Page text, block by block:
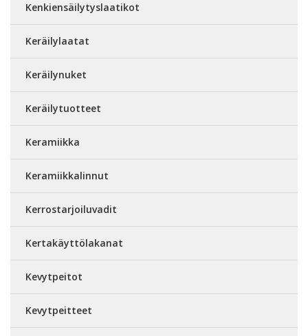
Kenkiensäilytyslaatikot
Keräilylaatat
Keräilynuket
Keräilytuotteet
Keramiikka
Keramiikkalinnut
Kerrostarjoiluvadit
Kertakäyttölakanat
Kevytpeitot
Kevytpeitteet